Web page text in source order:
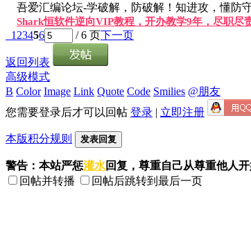
吾爱汇编论坛-学破解，防破解！知进攻，懂防
Shark恒软件逆向VIP教程，开办教学9年，尽职尽
1 23456 / 6 页下一页
返回列表
高级模式
B Color Image Link Quote Code Smilies @朋友
您需要登录后才可以回帖 登录 | 立即注册
本版积分规则 发表回复
警告：本站严惩灌水回复，尊重自己从尊重他人开
回帖并转播
回帖后跳转到最后一页